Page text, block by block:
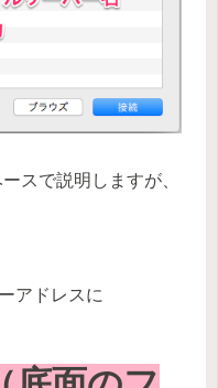
スで説明しますが、
アドレスに